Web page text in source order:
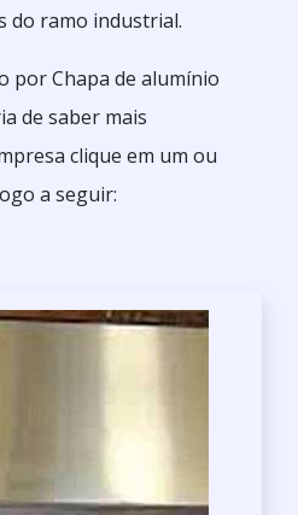
do ramo industrial.
por Chapa de alumínio
de saber mais
clique em um ou
a seguir: